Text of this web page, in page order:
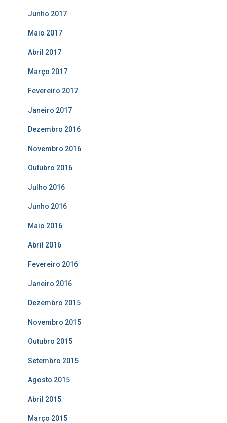
Junho 2017
Maio 2017
Abril 2017
Março 2017
Fevereiro 2017
Janeiro 2017
Dezembro 2016
Novembro 2016
Outubro 2016
Julho 2016
Junho 2016
Maio 2016
Abril 2016
Fevereiro 2016
Janeiro 2016
Dezembro 2015
Novembro 2015
Outubro 2015
Setembro 2015
Agosto 2015
Abril 2015
Março 2015